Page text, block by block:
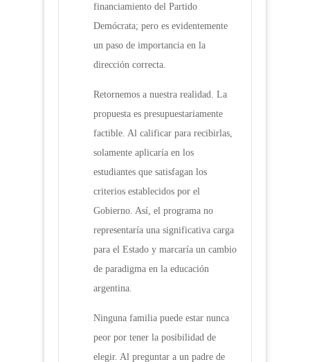
financiamiento del Partido
Demócrata; pero es evidentemente
un paso de importancia en la
dirección correcta.
Retornemos a nuestra realidad. La
propuesta es presupuestariamente
factible. Al calificar para recibirlas,
solamente aplicaría en los
estudiantes que satisfagan los
criterios establecidos por el
Gobierno. Así, el programa no
representaría una significativa carga
para el Estado y marcaría un cambio
de paradigma en la educación
argentina.
Ninguna familia puede estar nunca
peor por tener la posibilidad de
elegir. Al preguntar a un padre de